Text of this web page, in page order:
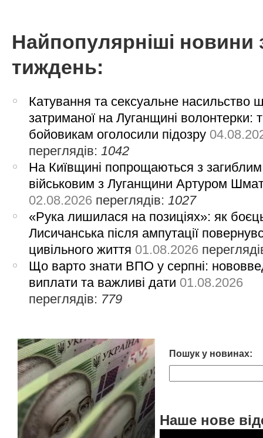
Найпопулярніші новини
тиждень:
Катування та сексуальне насильство
затриманої на Луганщині волонтерки:
бойовикам оголосили підозру
переглядів: 1042
На Київщині попрощаються з загиблим
військовим з Луганщини Артуром
02.08.2026 переглядів: 1027
«Рука лишилася на позиціях»: як
Лисичанська після ампутації
цивільного життя 01.08.2026
Що варто знати ВПО у серпні:
виплати та важливі дати 01.08.2026
переглядів: 779
Пошук у новинах:
Наше нове